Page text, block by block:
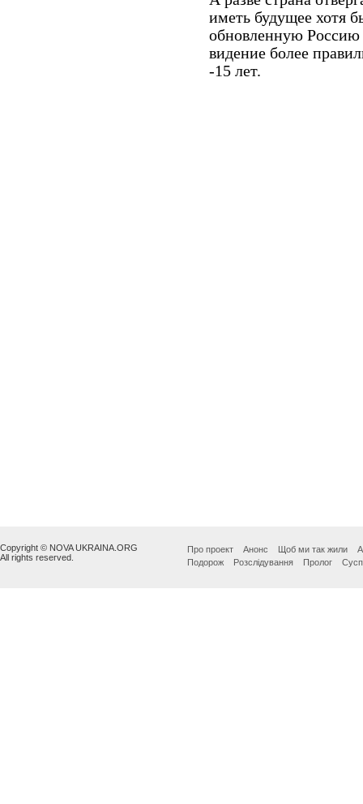
Copyright © NOVA UKRAINA.ORG
All rights reserved.
Про проект Анонс Щоб ми так жили
Подорож
Розслідування Пролог